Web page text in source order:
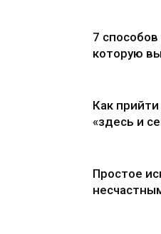
7
которую
Как
«здесь и
Простое